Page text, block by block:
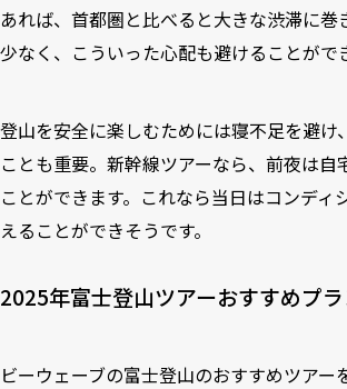
あれば、首都圏と比べると大きな渋滞に巻
少なく、こういった心配も避けることがで
登山を安全に楽しむためには寝不足を避け
ことも重要。新幹線ツアーなら、前夜は自
ことができます。これなら当日はコンディ
えることができそうです。
2025年富士登山ツアーおすすめプ
ビーウェーブの富士登山のおすすめツアー